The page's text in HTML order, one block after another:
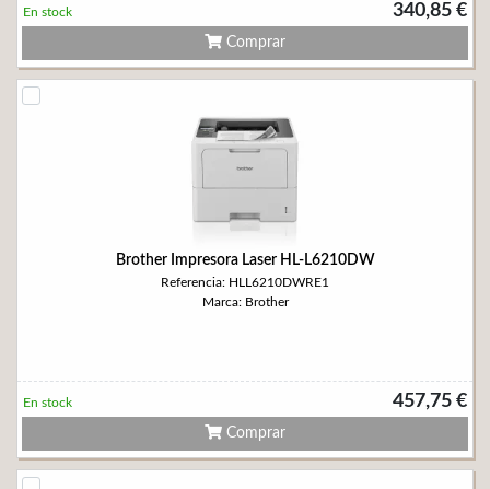
340,85 €
En stock
Comprar
Brother Impresora Laser HL-L6210DW
Referencia: HLL6210DWRE1
Marca: Brother
457,75 €
En stock
Comprar